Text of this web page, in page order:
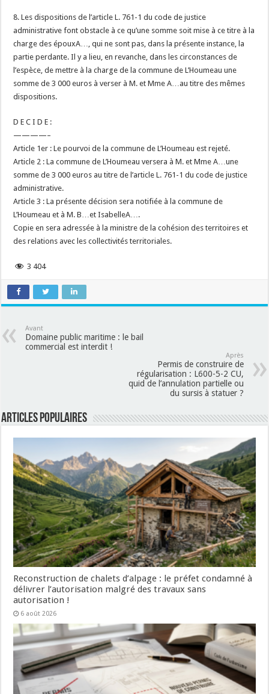
8. Les dispositions de l’article L. 761-1 du code de justice
administrative font obstacle à ce qu’une somme soit mise à ce titre à la
charge des épouxA…, qui ne sont pas, dans la présente instance, la
partie perdante. Il y a lieu, en revanche, dans les circonstances de
l’espèce, de mettre à la charge de la commune de L’Houmeau une
somme de 3 000 euros à verser à M. et Mme A…au titre des mêmes
dispositions.
D E C I D E :
————–
Article 1er : Le pourvoi de la commune de L’Houmeau est rejeté.
Article 2 : La commune de L’Houmeau versera à M. et Mme A…une
somme de 3 000 euros au titre de l’article L. 761-1 du code de justice
administrative.
Article 3 : La présente décision sera notifiée à la commune de
L’Houmeau et à M. B…et IsabelleA….
Copie en sera adressée à la ministre de la cohésion des territoires et
des relations avec les collectivités territoriales.
3 404
Avant
Domaine public maritime : le bail
commercial est interdit !
Après
Permis de construire de
régularisation : L600-5-2 CU,
quid de l’annulation partielle ou
du sursis à statuer ?
Articles populaires
Reconstruction de chalets d’alpage : le préfet condamné à
délivrer l’autorisation malgré des travaux sans
autorisation !
6 août 2026